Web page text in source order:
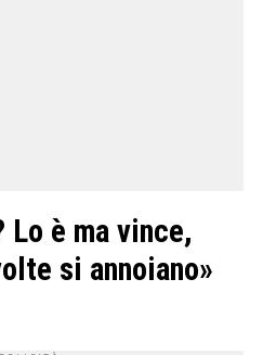
Lo è ma vince,
si annoiano»